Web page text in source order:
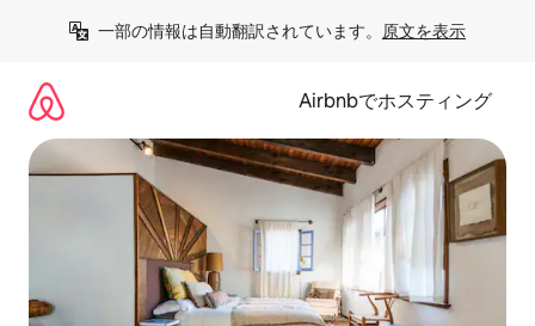
一部の情報は自動翻訳されています。 原文を表示
Airbnbでホスティング